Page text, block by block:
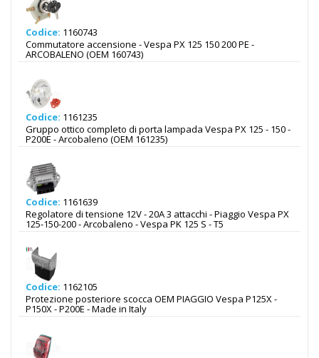
Codice: 1160743
Commutatore accensione - Vespa PX 125 150 200 PE -
ARCOBALENO (OEM 160743)
Codice: 1161235
Gruppo ottico completo di porta lampada Vespa PX 125 - 150 -
P200E - Arcobaleno (OEM 161235)
Codice: 1161639
Regolatore di tensione 12V - 20A 3 attacchi - Piaggio Vespa PX
125-150-200 - Arcobaleno - Vespa PK 125 S - T5
Codice: 1162105
Protezione posteriore scocca OEM PIAGGIO Vespa P125X -
P150X - P200E - Made in Italy